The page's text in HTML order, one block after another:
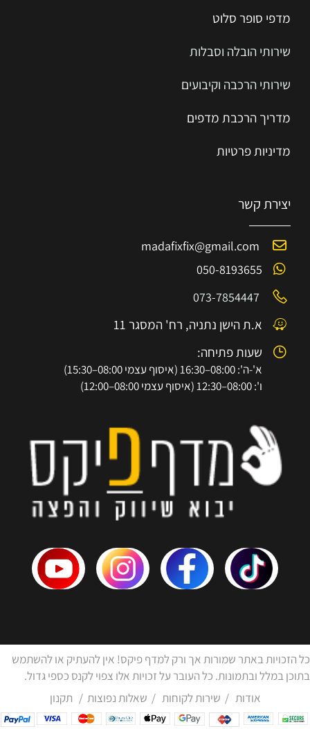
מדפי סופר סלוט
שירותי הובלה וסבלות
שירותי הרכבה וקיבועים
מדריך הרכבת מדפים
מדיניות פרטיות
יצירת קשר
madafixfix@gmail.com
050-8193655
073-7854447
א.ת הישן נתניה, רח' המסגר 11
שעות פתיחה:
א'-ה': 08:00–16:30 (איסוף עצמי 08:00–15:30)
ו': 08:00–12:30 (איסוף עצמי 08:00–12:00)
כל הזכויות באתר שמורות אך ורק למדף פיקס! אין להעתיק או להשתמש
בתוכן במלל ובתמונות. כל העובר על זכויות אלו צפוי לקנס כספי גדול.
אודות / שירות לקוחות / שאלות נפוצות / תקנון